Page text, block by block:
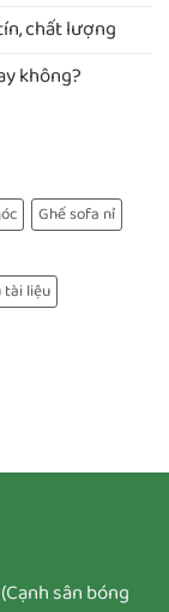
chất lượng
không?
Ghế sofa nỉ
tài liệu
sân bóng